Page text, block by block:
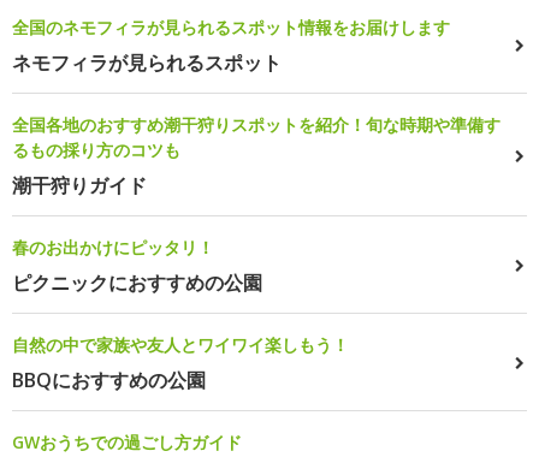
全国のネモフィラが見られるスポット情報をお届けします
ネモフィラが見られるスポット
全国各地のおすすめ潮干狩りスポットを紹介！旬な時期や準備す
るもの採り方のコツも
潮干狩りガイド
春のお出かけにピッタリ！
ピクニックにおすすめの公園
自然の中で家族や友人とワイワイ楽しもう！
BBQにおすすめの公園
GWおうちでの過ごし方ガイド